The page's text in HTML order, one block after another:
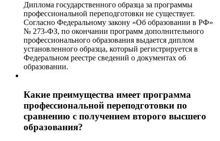
Диплома государственного образца за программы
профессиональной переподготовки не существует.
Согласно Федеральному закону «Об образовании в РФ»
№ 273-ФЗ, по окончании программ дополнительного
профессионального образования выдается диплом
установленного образца, который регистрируется в
Федеральном реестре сведений о документах об
образовании.
Какие преимущества имеет программа
профессиональной переподготовки по
сравнению с получением второго высшего
образования?